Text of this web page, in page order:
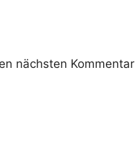
nächsten Kommentar